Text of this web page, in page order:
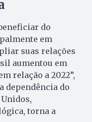
do
em
suas relações
aumentou em
relação a 2022”,
dependência do
torna a